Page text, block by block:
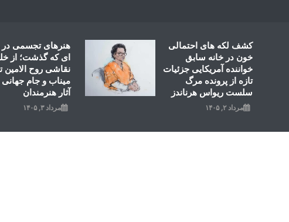
هنرهای تجسمی در
ای که گذشت؛ از
نقاشی روح الامین
میناب و جام جهانی
آثار هنرمندان
مرداد ۳, ۱۴۰۵
کشف لکه های احتمالی
خون در خانه سابق
خواننده آمریکایی جزئیات
تازه از پرونده مرگ
سلست ریواس هرناندز
مرداد ۲, ۱۴۰۵